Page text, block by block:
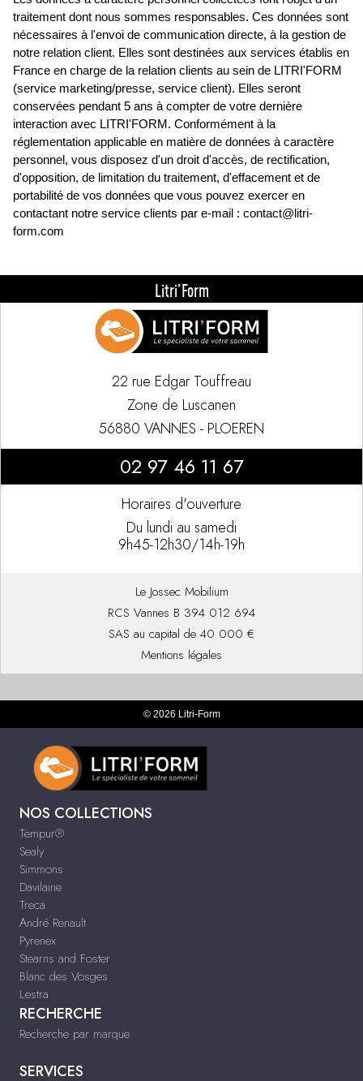
traitement dont nous sommes responsables. Ces données sont
nécessaires à l'envoi de communication directe, à la gestion de
notre relation client. Elles sont destinées aux services établis en
France en charge de la relation clients au sein de LITRI'FORM
(service marketing/presse, service client). Elles seront
conservées pendant 5 ans à compter de votre dernière
interaction avec LITRI'FORM. Conformément à la
réglementation applicable en matière de données à caractère
personnel, vous disposez d'un droit d'accès, de rectification,
d'opposition, de limitation du traitement, d'effacement et de
portabilité de vos données que vous pouvez exercer en
contactant notre service clients par e-mail : contact@litri-
form.com
Litri’Form
22 rue Edgar Touffreau
Zone de Luscanen
56880 VANNES - PLOEREN
02 97 46 11 67
Horaires d'ouverture
Du lundi au samedi
9h45-12h30/14h-19h
Le Jossec Mobilium
RCS Vannes B 394 012 694
SAS au capital de 40 000 €
Mentions légales
© 2026 Litri-Form
NOS COLLECTIONS
Tempur®
Sealy
Simmons
Davilaine
Treca
André Renault
Pyrenex
Stearns and Foster
Blanc des Vosges
Lestra
RECHERCHE
Recherche par marque
SERVICES